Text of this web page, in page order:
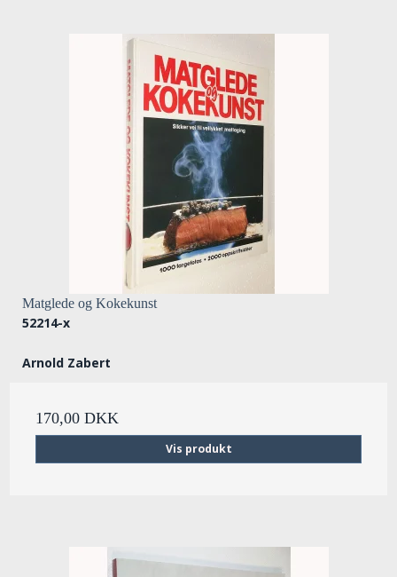
Matglede og Kokekunst
52214-x
Arnold Zabert
170,00 DKK
Vis produkt